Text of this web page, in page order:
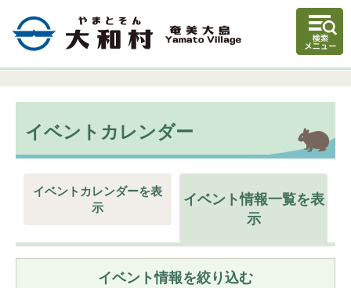
イベントカレンダー
イベントカレンダーを表
示
イベント情報一覧を表
示
イベント情報を絞り込む